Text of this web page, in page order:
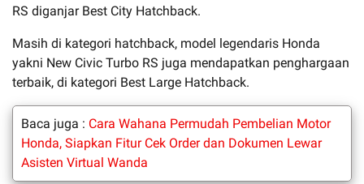
RS diganjar Best City Hatchback.
Masih di kategori hatchback, model legendaris Honda
yakni New Civic Turbo RS juga mendapatkan penghargaan
terbaik, di kategori Best Large Hatchback.
Baca juga : Cara Wahana Permudah Pembelian Motor
Honda, Siapkan Fitur Cek Order dan Dokumen Lewar
Asisten Virtual Wanda